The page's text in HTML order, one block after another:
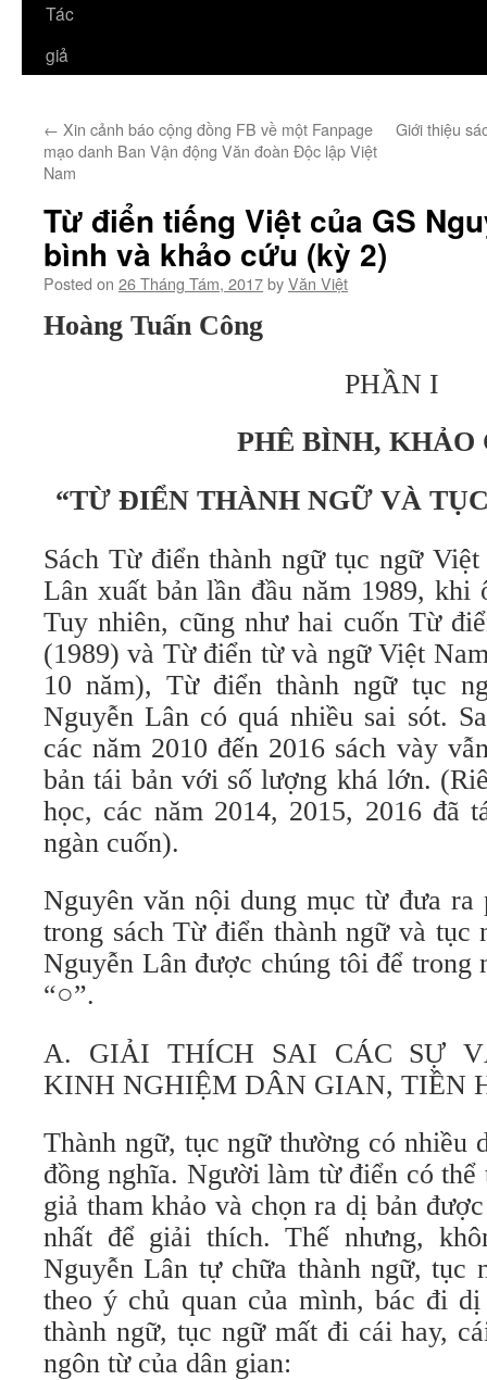
Tác
giả
← Xin cảnh báo cộng đồng FB về một Fanpage
mạo danh Ban Vận động Văn đoàn Độc lập Việt
Nam
Giới thiệu
Từ điển tiếng Việt của GS
bình và khảo cứu (kỳ 2)
Posted on 26 Tháng Tám, 2017byVăn Việt
Hoàng Tuấn Công
PHẦN I
PHÊ BÌNH, KHẢO
“TỪ ĐIỂN THÀNH NGỮ VÀ
Sách Từ điển thành ngữ tục ngữ
Lân xuất bản lần đầu năm 1989, khi
Tuy nhiên, cũng như hai cuốn Từ
(1989) và Từ điển từ và ngữ Việt
10 năm), Từ điển thành ngữ tục
Nguyễn Lân có quá nhiều sai sót.
các năm 2010 đến 2016 sách vày
bản tái bản với số lượng khá lớn.
học, các năm 2014, 2015, 2016 đã
ngàn cuốn).
Nguyên văn nội dung mục từ đưa ra
trong sách Từ điển thành ngữ và tục
Nguyễn Lân được chúng tôi để trong
“○”.
A. GIẢI THÍCH SAI CÁC SỰ
KINH NGHIỆM DÂN GIAN, TIỀN
Thành ngữ, tục ngữ thường có nhiều
đồng nghĩa. Người làm từ điển có thể
giả tham khảo và chọn ra dị bản
nhất để giải thích. Thế nhưng,
Nguyễn Lân tự chữa thành ngữ, tục
theo ý chủ quan của mình, bác đi
thành ngữ, tục ngữ mất đi cái hay,
ngôn từ của dân gian: